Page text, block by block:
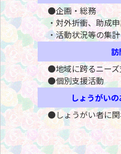
●企画・総務
・対外折衝、助成
・活動状況等の集
●地域に跨るニーズ
●個別支援活動
しょうがい
●しょうがい者に